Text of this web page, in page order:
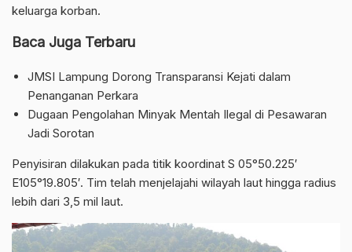
keluarga korban.
Baca Juga Terbaru
JMSI Lampung Dorong Transparansi Kejati dalam
Penanganan Perkara
Dugaan Pengolahan Minyak Mentah Ilegal di Pesawaran
Jadi Sorotan
Penyisiran dilakukan pada titik koordinat S 05°50.225′
E105°19.805′. Tim telah menjelajahi wilayah laut hingga radius
lebih dari 3,5 mil laut.